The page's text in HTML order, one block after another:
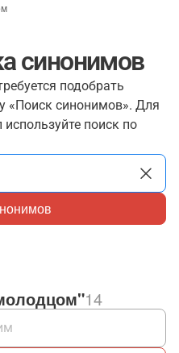
синонимов
подобрать
«Поиск синонимов». Для
поиск по
14